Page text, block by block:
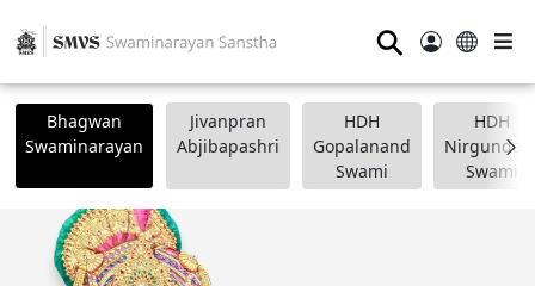
⚲
Bhagwan
Swaminarayan
Jivanpran
Abjibapashri
HDH
Gopalanand
Swami
HDH
Swami